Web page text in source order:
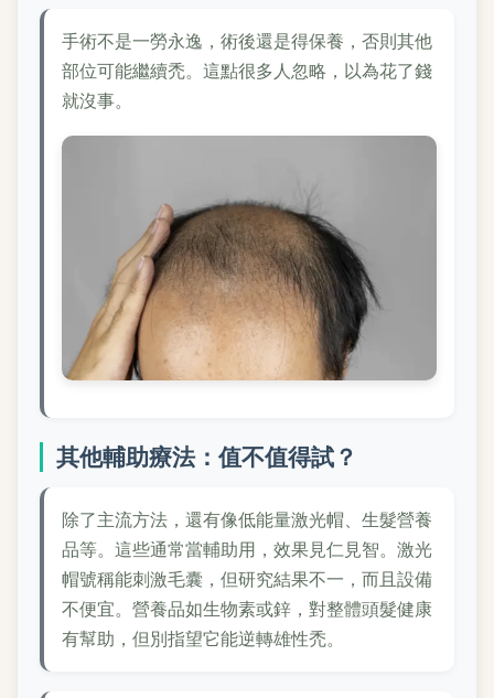
手術不是一勞永逸，術後還是得保養，否則其他
部位可能繼續禿。這點很多人忽略，以為花了錢
就沒事。
其他輔助療法：值不值得試？
除了主流方法，還有像低能量激光帽、生髮營養
品等。這些通常當輔助用，效果見仁見智。激光
帽號稱能刺激毛囊，但研究結果不一，而且設備
不便宜。營養品如生物素或鋅，對整體頭髮健康
有幫助，但別指望它能逆轉雄性禿。